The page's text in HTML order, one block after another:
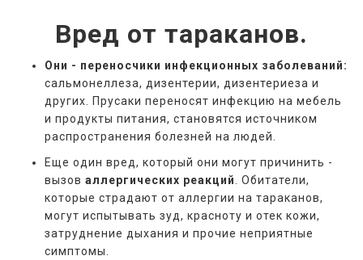
Вред от тараканов.
Они - переносчики инфекционных заболеваний:
сальмонеллеза, дизентерии, дизентериеза и
других. Прусаки переносят инфекцию на мебель
и продукты питания, становятся источником
распространения болезней на людей.
Еще один вред, который они могут причинить -
вызов аллергических реакций
. Обитатели,
которые страдают от аллергии на тараканов,
могут испытывать зуд, красноту и отек кожи,
затруднение дыхания и прочие неприятные
симптомы.